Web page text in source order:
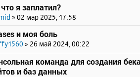
я заплатил?
» 02 мар 2025, 17:58
и моя боль
» 26 май 2024, 00:22
команда для создания
и баз данных